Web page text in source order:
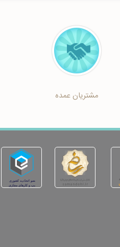
مشتریان عمده